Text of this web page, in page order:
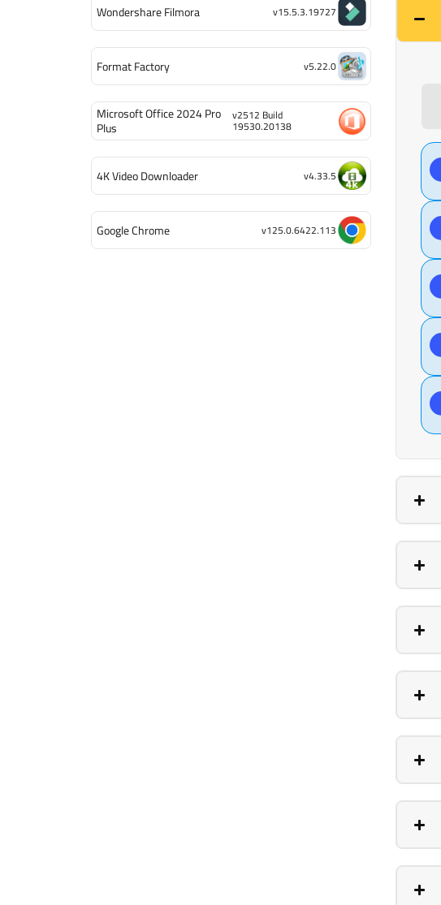
Wondershare Filmora v15.5.3.19727
Format Factory v5.22.0
Microsoft Office 2024 Pro
Plus
v2512 Build
19530.20138
4K Video Downloader v4.33.5
Google Chrome v125.0.6422.113